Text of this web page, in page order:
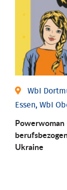
WbI
Essen, WbI
Ukraine